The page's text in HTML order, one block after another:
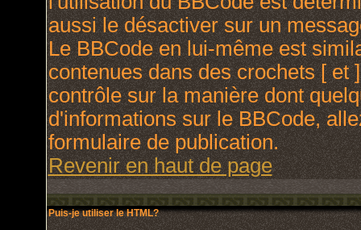
aussi le désactiver sur un
Le BBCode en lui-même est
contenues dans des crochets [ et
contrôle sur la manière dont
d'informations sur le BBCode,
formulaire de publication.
Revenir en haut de page
Puis-je utiliser le HTML?